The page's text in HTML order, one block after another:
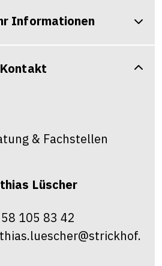
Informationen
& Fachstellen
Lüscher
105 83 42